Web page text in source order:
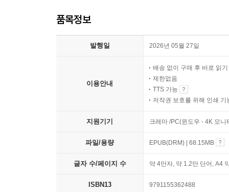
품목정보
발행일 2026년 05월 27일
이용안내
배송 없이 구매 후 바로 읽기
제한없음
TTS 가능
저작권 보호를 위해 인쇄 기
지원기기 크레마 /PC(윈도우 - 4K 모
파일/용량 EPUB(DRM) | 68.15MB
글자 수/페이지 수 약 4만자, 약 1.2만 단어, A4
ISBN13 9791155362488